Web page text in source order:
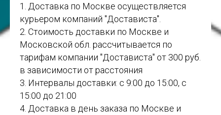
1. Доставка по Москве осуществляется
курьером компаний "Достависта".
2. Стоимость доставки по Москве и
Московской обл. рассчитывается по
тарифам компании "Достависта" от 300 руб.
в зависимости от расстояния
3. Интервалы доставки: с 9:00 до 15:00, с
15:00 до 21:00
4. Доставка в день заказа по Москве и